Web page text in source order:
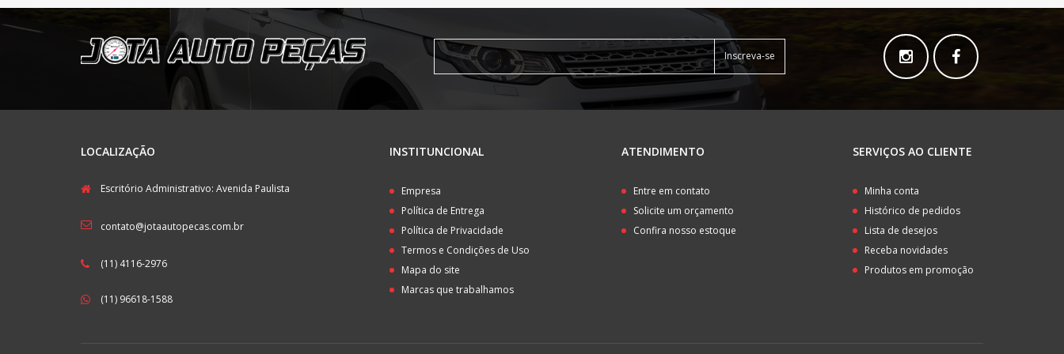
Inscreva-se
LOCALIZAÇÃO
Escritório Administrativo: Avenida Paulista
contato@jotaautopecas.com.br
(11) 4116-2976
(11) 96618-1588
INSTITUNCIONAL
Empresa
Política de Entrega
Política de Privacidade
Termos e Condições de Uso
Mapa do site
Marcas que trabalhamos
ATENDIMENTO
Entre em contato
Solicite um orçamento
Confira nosso estoque
SERVIÇOS AO CLIENTE
Minha conta
Histórico de pedidos
Lista de desejos
Receba novidades
Produtos em promoção